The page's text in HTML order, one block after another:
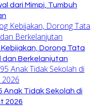
dari Mimpi, Tumbuh
Kebijakan, Dorong Tata
dan Berkelanjutan
Anak Tidak Sekolah di
2026